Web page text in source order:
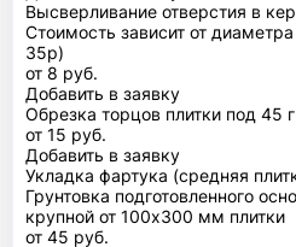
Высверливание отверстия в
Стоимость зависит от
35р)
от 8 руб.
Добавить в заявку
Обрезка торцов плитки под 45
от 15 руб.
Добавить в заявку
Укладка фартука (средняя
Грунтовка подготовленного
крупной от 100х300 мм плитки
от 45 руб.